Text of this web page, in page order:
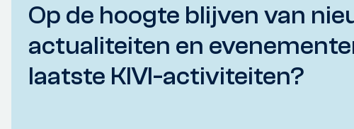
Op de hoogte blijven van
actualiteiten en
laatste KIVI-activiteiten?